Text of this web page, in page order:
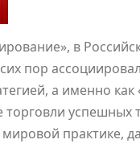
в
пор
а именно как
торговли успешных
практике,